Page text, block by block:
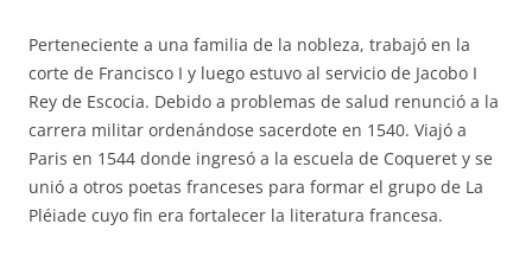
Perteneciente a una familia de la nobleza, trabajó en la
corte de Francisco I y luego estuvo al servicio de Jacobo I
Rey de Escocia. Debido a problemas de salud renunció a la
carrera militar ordenándose sacerdote en 1540. Viajó a
Paris en 1544 donde ingresó a la escuela de Coqueret y se
unió a otros poetas franceses para formar el grupo de La
Pléiade cuyo fin era fortalecer la literatura francesa.